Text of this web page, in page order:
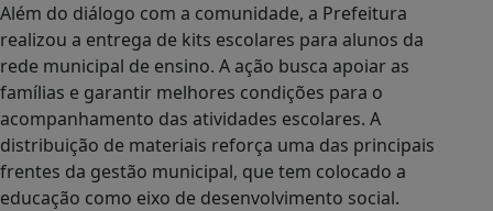
Além do diálogo com a comunidade, a Prefeitura
realizou a entrega de kits escolares para alunos da
rede municipal de ensino. A ação busca apoiar as
famílias e garantir melhores condições para o
acompanhamento das atividades escolares. A
distribuição de materiais reforça uma das principais
frentes da gestão municipal, que tem colocado a
educação como eixo de desenvolvimento social.